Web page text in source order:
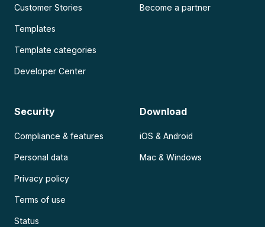
Customer Stories
Templates
Template categories
Developer Center
Become a partner
Security
Compliance & features
Personal data
Privacy policy
Terms of use
Status
Download
iOS & Android
Mac & Windows